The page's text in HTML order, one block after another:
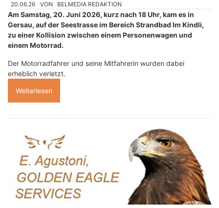
20.06.26 VON BELMEDIA REDAKTION
Am Samstag, 20. Juni 2026, kurz nach 18 Uhr, kam es in
Gersau, auf der Seestrasse im Bereich Strandbad Im Kindli,
zu einer Kollision zwischen einem Personenwagen und
einem Motorrad.
Der Motorradfahrer und seine Mitfahrerin wurden dabei
erheblich verletzt.
Weiterlesen